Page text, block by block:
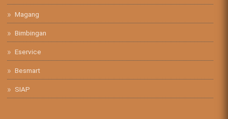
Magang
Bimbingan
Eservice
Besmart
SIAP